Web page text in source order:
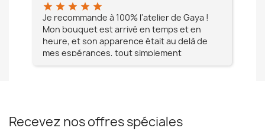
star star star star star
Je recommande à 100% l'atelier de Gaya !
Mon bouquet est arrivé en temps et en
heure, et son apparence était au delà de
mes espérances, tout simplement
Recevez nos offres spéciales